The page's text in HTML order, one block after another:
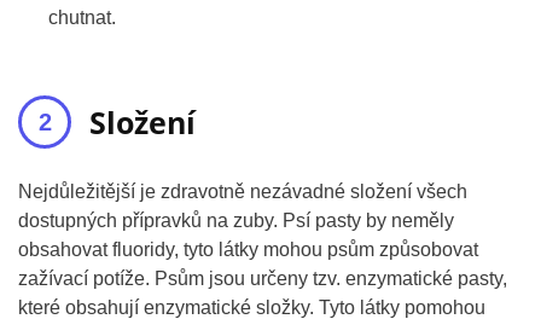
chutnat.
Složení
Nejdůležitější je zdravotně nezávadné složení všech
dostupných přípravků na zuby. Psí pasty by neměly
obsahovat fluoridy, tyto látky mohou psům způsobovat
zažívací potíže. Psům jsou určeny tzv. enzymatické pasty,
které obsahují enzymatické složky. Tyto látky pomohou